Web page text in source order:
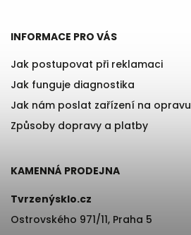
INFORMACE PRO VÁS
Jak postupovat při reklamaci
Jak funguje diagnostika
Jak nám poslat zařízení na opravu
Způsoby dopravy a platby
KAMENNÁ PRODEJNA
Tvrzenýsklo.cz
Ostrovského 971/11, Praha 5